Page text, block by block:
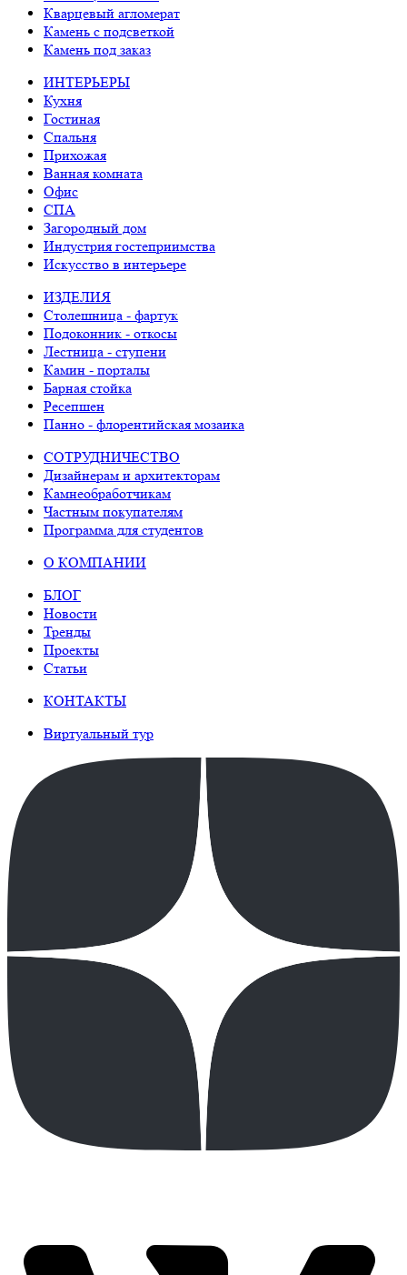
Кварцевый агломерат
Камень с подсветкой
Камень под заказ
ИНТЕРЬЕРЫ
Кухня
Гостиная
Спальня
Прихожая
Ванная комната
Офис
СПА
Загородный дом
Индустрия гостеприимства
Искусство в интерьере
ИЗДЕЛИЯ
Столешница - фартук
Подоконник - откосы
Лестница - ступени
Камин - порталы
Барная стойка
Ресепшен
Панно - флорентийская мозаика
СОТРУДНИЧЕСТВО
Дизайнерам и архитекторам
Камнеобработчикам
Частным покупателям
Программа для студентов
О КОМПАНИИ
БЛОГ
Новости
Тренды
Проекты
Статьи
КОНТАКТЫ
Виртуальный тур